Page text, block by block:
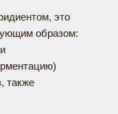
это
образом:
также